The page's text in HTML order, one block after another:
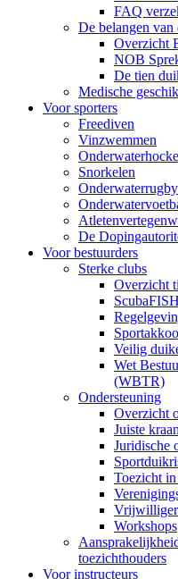
FAQ
De belangen van
Overzicht
NOB
De tien
Medische
Voor sporters
Freediven
Vinzwemmen
Snorkelen
Onderwaterrugby
De
Voor bestuurders
Sterke clubs
Overzicht
Veilig
Wet
(WBTR)
Ondersteuning
Overzicht
Juiste
Juridische
Toezicht
Workshops
toezichthouders
Voor instructeurs